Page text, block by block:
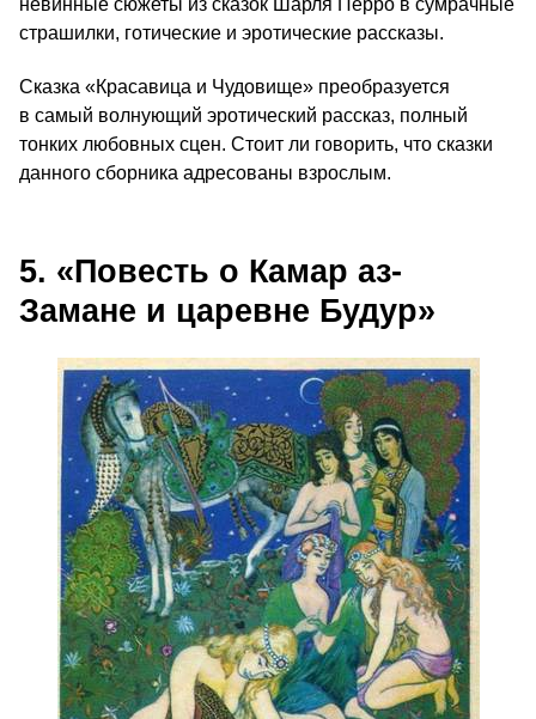
страшилки, готические и эротические рассказы.
Сказка «Красавица и Чудовище» преобразуется
в самый волнующий эротический рассказ, полный
тонких любовных сцен. Стоит ли говорить, что сказки
данного сборника адресованы взрослым.
5. «Повесть о Камар аз-
Замане и царевне Будур»